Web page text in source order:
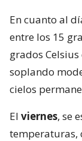
En cuanto al
entre los 15
grados
soplando
cielos
El viernes, se
temperaturas,